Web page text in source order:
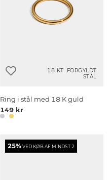
18 KT. FORGYLDT
STÅL
Ring i stål med 18 K guld
149 kr
25%VED KØB AF MINDST 2